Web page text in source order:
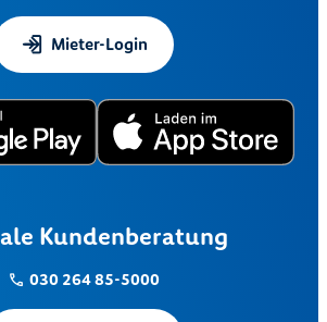
Mieter-Login
Kundenberatung
030 264 85-5000